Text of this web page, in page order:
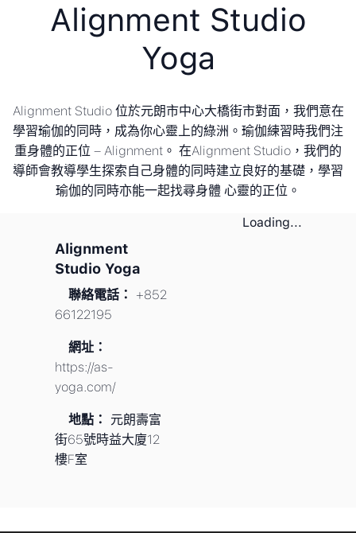
Alignment Studio
Yoga
Alignment Studio 位於元朗市中心大橋街市對面，我們意在
學習瑜伽的同時，成為你心靈上的綠洲。瑜伽練習時我們注
重身體的正位 – Alignment。 在Alignment Studio，我們的
導師會教導學生探索自己身體的同時建立良好的基礎，學習
瑜伽的同時亦能一起找尋身體 心靈的正位。
Alignment
Studio Yoga
聯絡電話：
+852
66122195
網址：
https://as-
yoga.com/
地點：
元朗壽富
街65號時益大廈12
樓F室
Loading...